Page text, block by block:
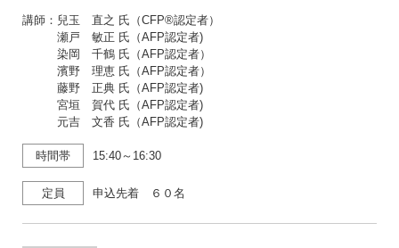
講師：兒玉 直之 氏（CFP®認定者）
瀬戸 敏正 氏（AFP認定者)
染岡 千鶴 氏（AFP認定者）
濱野 理恵 氏（AFP認定者）
藤野 正典 氏（AFP認定者)
宮垣 賀代 氏（AFP認定者)
元吉 文香 氏（AFP認定者)
時間帯 15:40～16:30
定員 申込先着 ６０名